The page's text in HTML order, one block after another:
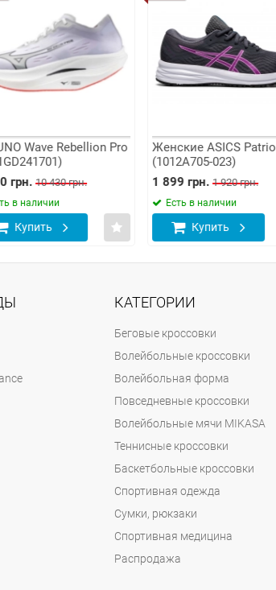
Rebellion Pro
10 430 грн.
Женские ASICS Patriot 12
(1012A705-023)
1 899 грн. 1 920 грн.
Есть в наличии
Купить
КАТЕГОРИИ
Беговые кроссовки
Волейбольные кроссовки
Волейбольная форма
Повседневные кроссовки
Волейбольные мячи MIKASA
Теннисные кроссовки
Баскетбольные кроссовки
Спортивная одежда
Сумки, рюкзаки
Спортивная медицина
Распродажа